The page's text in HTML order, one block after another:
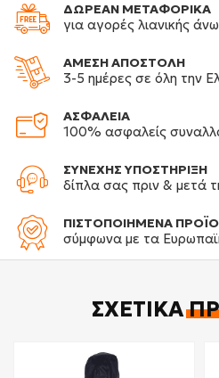
ΔΩΡΕΑΝ ΜΕΤΑΦΟΡΙΚΑ
για αγορές λιανικής
ΑΜΕΣΗ ΑΠΟΣΤΟΛΗ
3-5 ημέρες σε όλη την
ΑΣΦΑΛΕΙΑ
100% ασφαλείς
ΣΥΝΕΧΗΣ ΥΠΟΣΤΗΡΙΞΗ
δίπλα σας πριν & μετά
ΠΙΣΤΟΠΟΙΗΜΕΝΑ
σύμφωνα με τα
ΣΧΕΤΙΚΆ